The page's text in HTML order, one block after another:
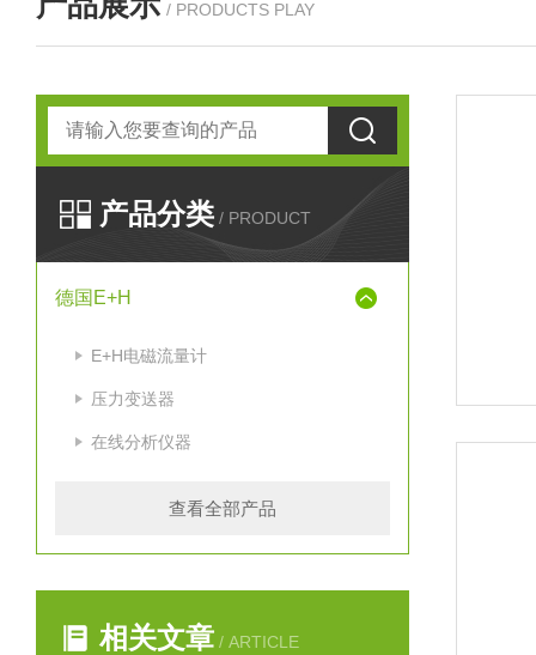
/ PRODUCTS PLAY
产品分类 / PRODUCT
德国E+H
E+H电磁流量计
压力变送器
在线分析仪器
查看全部产品
相关文章 / ARTICLE